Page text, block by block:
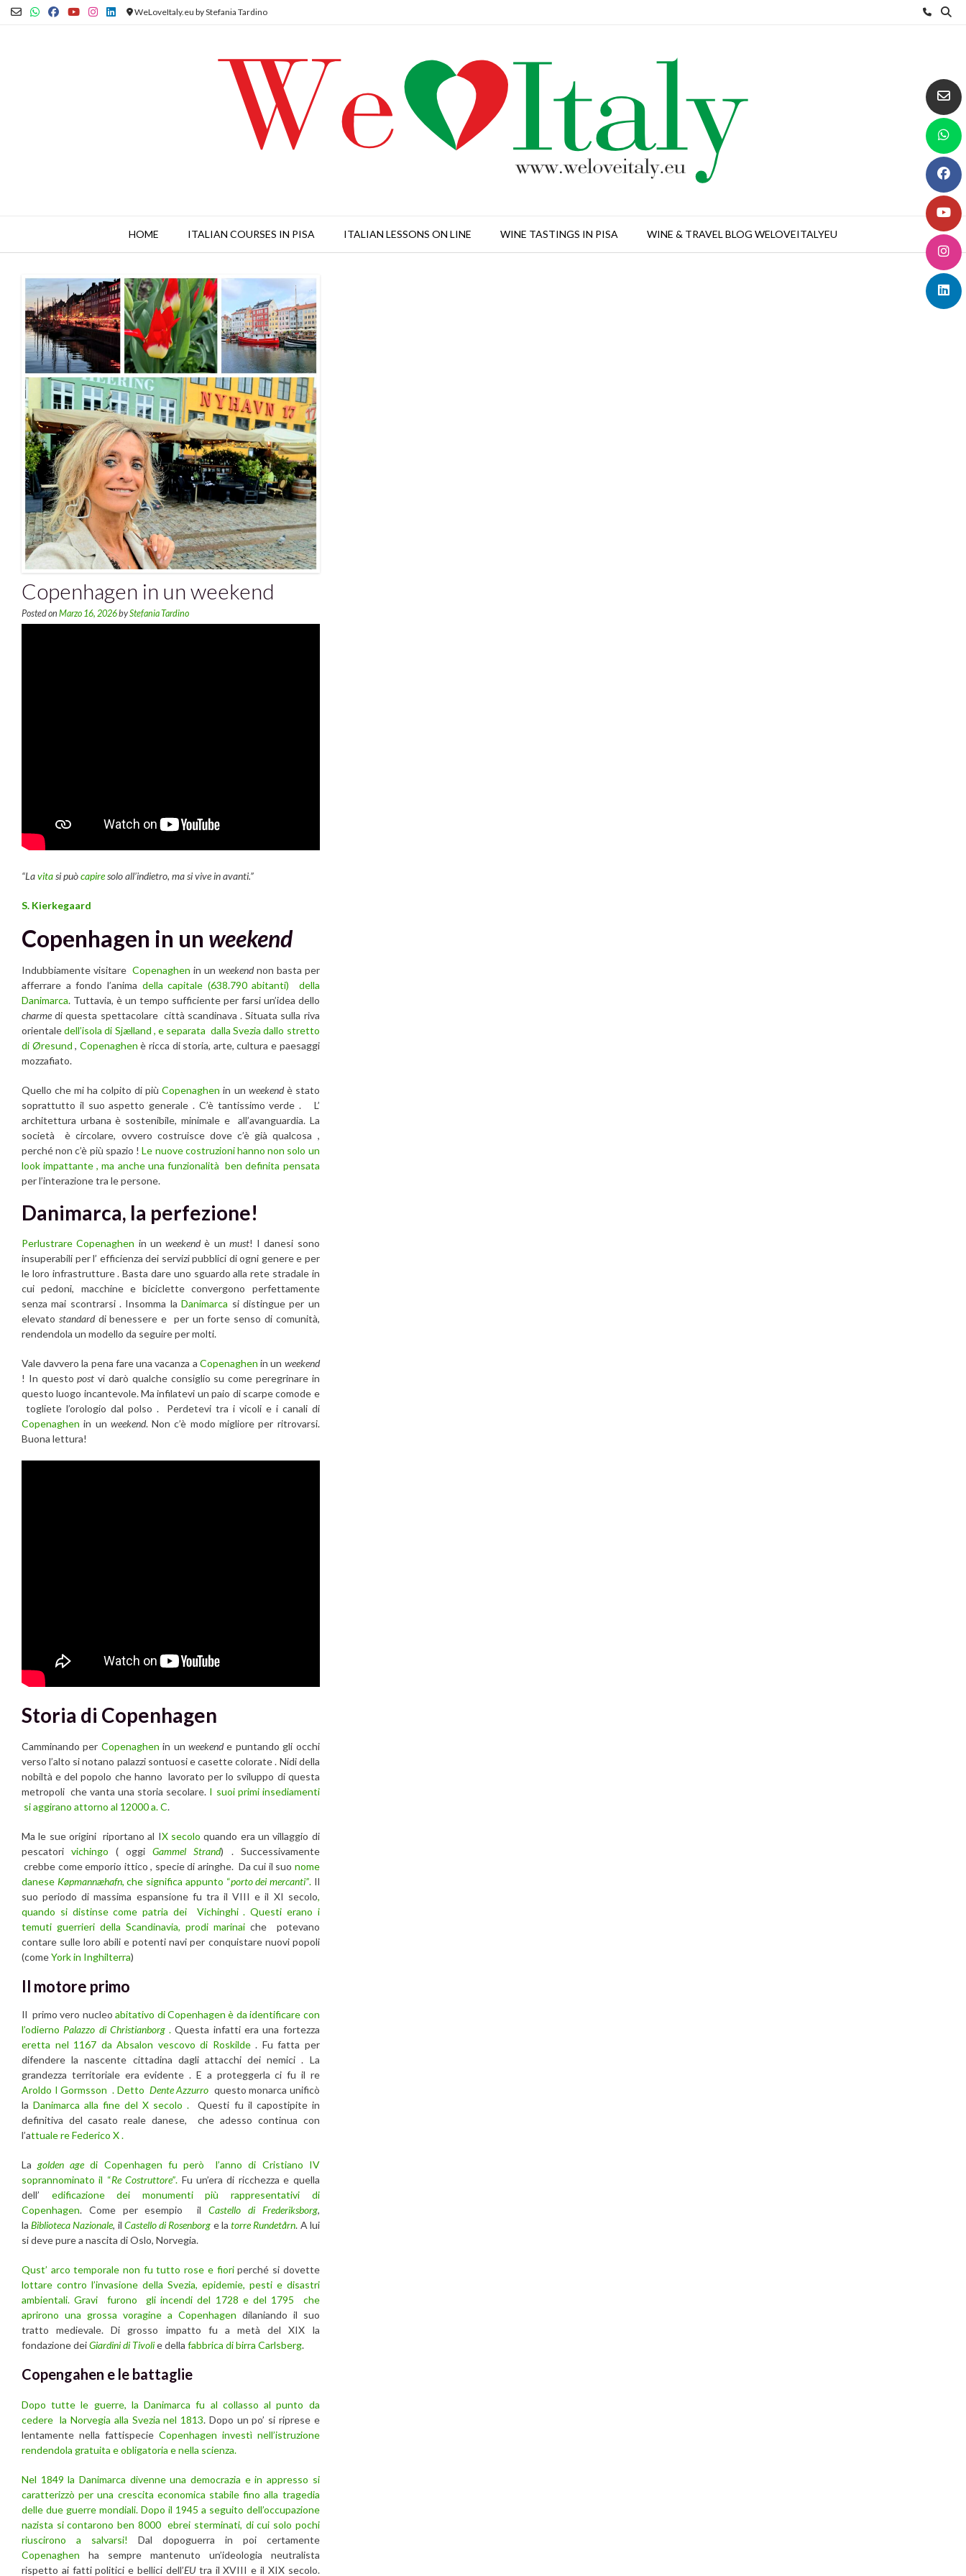
Skip
WeLoveItaly.eu by Stefania Tardino
HOME ITALIAN COURSES IN PISA ITALIAN LESSONS ON LINE WINE TASTINGS IN PISA WINE & TRAVEL BLOG WELOVEITALYEU
Copenhagen in un weekend
Posted on Marzo 16, 2026byStefania Tardino
“Lavitasi puòcapiresolo all’indietro, ma si vive in avanti.”
S. Kierkegaard
Copenhagen in un weekend
Indubbiamente visitare Copenaghen in un weekendnon basta per
afferrare a fondo l’anima della capitale (638.790 abitanti) della
Danimarca. Tuttavia, è un tempo sufficiente per farsi un’idea dello
charmedi questa spettacolare città scandinava . Situata sulla riva
orientaledell’isola di Sjælland , e separata dalla Svezia dallo stretto
di Øresund , Copenaghen è ricca di storia, arte, cultura e paesaggi
mozzafiato.
Quello che mi ha colpito di piùCopenaghen in un weekendè stato
soprattutto il suo aspetto generale . C’è tantissimo verde . L’
architettura urbana è sostenibile, minimale e all’avanguardia. La
società è circolare, ovvero costruisce dove c’è già qualcosa ,
perché non c’è più spazio !Le nuove costruzioni hanno non solo un
look impattante , ma anche una funzionalità ben definita pensata
per l’interazione tra le persone.
Danimarca, la perfezione!
Perlustrare Copenaghen in unweekendè un must! I danesi sono
insuperabili per l’ efficienza dei servizi pubblici di ogni genere e per
le loro infrastrutture . Basta dare uno sguardo alla rete stradale in
cui pedoni, macchine e biciclette convergono perfettamente
senza mai scontrarsi . Insomma laDanimarca si distingue per un
elevato standard di benessere e per un forte senso di comunità,
rendendola un modello da seguire per molti.
Vale davvero la pena fare una vacanza a Copenaghen in un weekend
! In questopost vi darò qualche consiglio su come peregrinare in
questo luogo incantevole. Ma infilatevi un paio di scarpe comode e
togliete l’orologio dal polso . Perdetevi tra i vicoli e i canali di
Copenaghen in un weekend. Non c’è modo migliore per ritrovarsi.
Buona lettura!
Storia di Copenhagen
Camminando per Copenaghen in unweekende puntando gli occhi
verso l’alto si notano palazzi sontuosi e casette colorate . Nidi della
nobiltà e del popolo che hanno lavorato per lo sviluppo di questa
metropoli che vanta una storia secolare. I suoi primi insediamenti
si aggirano attorno al 12000 a. C.
Ma le sue origini riportano al IX secolo quando era un villaggio di
pescatorivichingo ( oggiGammel Strand) . Successivamente
crebbe come emporio ittico , specie di aringhe. Da cui il suo nome
danese Køpmannæhafn, che significa appunto “porto dei mercanti”.Il
suo periodo di massima espansione fu tra il VIII e il XI secolo,
quando si distinse come patria dei Vichinghi . Questi erano i
temuti guerrieri della Scandinavia, prodi marinaiche potevano
contare sulle loro abili e potenti navi per conquistare nuovi popoli
(comeYork in Inghilterra)
Il motore primo
Il primo vero nucleoabitativo di Copenhagen è da identificare con
l’odierno Palazzo di Christianborg. Questa infatti era una fortezza
eretta nel 1167 da Absalon vescovo di Roskilde. Fu fatta per
difendere la nascente cittadina dagli attacchi dei nemici . La
grandezza territoriale era evidente . E a proteggerla ci fu il re
Aroldo I Gormsson . Detto Dente Azzurro questo monarca unificò
laDanimarca alla fine del X secolo .
Questi fu il capostipite in
definitiva del casato reale danese, che adesso continua con
l’attuale re Federico X .
Lagolden agedi Copenhagen fu però l’anno di Cristiano IV
soprannominato il “Re Costruttore”. Fu un’era di ricchezza e quella
dell’ edificazione dei monumenti più rappresentativi di
Copenhagen. Come per esempio il Castello di Frederiksborg,
laBiblioteca Nazionale, il Castello di Rosenborg e latorre Rundetårn. A lui
si deve pure a nascita di Oslo, Norvegia.
Qust’ arco temporale non fu tutto rose e fioriperché si dovette
lottare contro l’invasione della Svezia, epidemie, pesti e disastri
ambientali. Gravi furono gli incendi del 1728 e del 1795 che
aprirono una grossa voragine a Copenhagen dilaniando il suo
tratto medievale. Di grosso impatto fu a metà del XIX la
fondazione deiGiardini di Tivolie della fabbrica di birra Carlsberg.
Copengahen e le battaglie
Dopo tutte le guerre, la Danimarca fu al collasso al punto da
cedere la Norvegia alla Svezia nel 1813. Dopo un po’ si riprese e
lentamente nella fattispecie Copenhagen investì nell’istruzione
rendendola gratuita e obligatoria e nella scienza.
Nel 1849 la Danimarca divenne una democrazia e in appresso si
caratterizzò per una crescita economica stabile fino alla tragedia
delle due guerre mondiali. Dopo il 1945 a seguito dell’occupazione
nazista si contarono ben 8000 ebrei sterminati, di cui solo pochi
riuscirono a salvarsi!
Dal dopoguerra in poi certamente
Copenaghen ha sempre mantenuto un’ideologia neutralista
rispetto ai fatti politici e bellici dell’EUtra il XVIII e il XIX secolo.